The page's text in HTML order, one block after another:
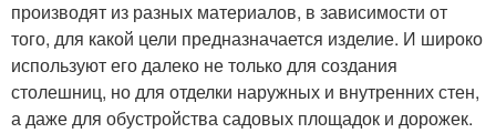
производят из разных материалов, в зависимости от
того, для какой цели предназначается изделие. И широко
используют его далеко не только для создания
столешниц, но для отделки наружных и внутренних стен,
а даже для обустройства садовых площадок и дорожек.